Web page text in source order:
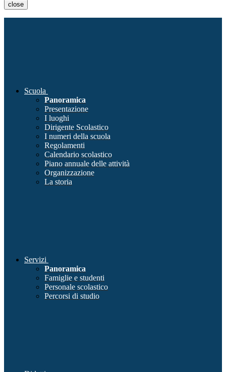
close
Scuola
Panoramica
Presentazione
I luoghi
Dirigente Scolastico
I numeri della scuola
Regolamenti
Calendario scolastico
Piano annuale delle attività
Organizzazione
La storia
Servizi
Panoramica
Famiglie e studenti
Personale scolastico
Percorsi di studio